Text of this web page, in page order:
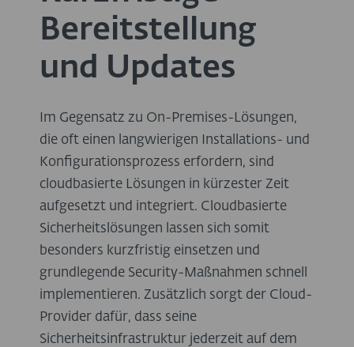
Bereitstellung
und Updates
Im Gegensatz zu On-Premises-Lösungen,
die oft einen langwierigen Installations- und
Konfigurationsprozess erfordern, sind
cloudbasierte Lösungen in kürzester Zeit
aufgesetzt und integriert. Cloudbasierte
Sicherheitslösungen lassen sich somit
besonders kurzfristig einsetzen und
grundlegende Security-Maßnahmen schnell
implementieren. Zusätzlich sorgt der Cloud-
Provider dafür, dass seine
Sicherheitsinfrastruktur jederzeit auf dem